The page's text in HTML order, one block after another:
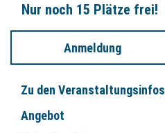
Nur noch 15 Plätze frei!
Anmeldung
Zu den Veranstaltungsinfos
Angebot